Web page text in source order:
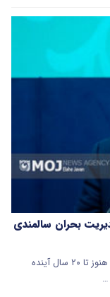
مدیریت بحران سالمندی
میرزایی گفت: جامعه ایران وارد دوره سالمندی شده اما هنوز تا ۲۰ سال آینده
…